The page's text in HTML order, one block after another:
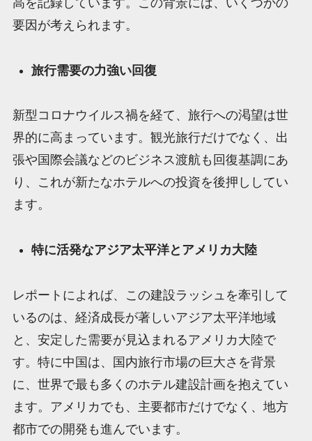
要因が考えられます。
旅行需要の力強い回復
新型コロナウイルス禍を経て、旅行への渇望は世
界的に高まっています。観光旅行だけでなく、出
張や国際会議などのビジネス渡航も回復基調にあ
り、これが新たなホテルへの投資を後押ししてい
ます。
特に活発なアジア太平洋とアメリカ大陸
レポートによれば、この建設ラッシュを牽引して
いるのは、経済成長が著しいアジア太平洋地域
と、安定した需要が見込まれるアメリカ大陸で
す。特に中国は、国内旅行市場の巨大さを背景
に、世界で最も多くのホテル建設計画を抱えてい
ます。アメリカでも、主要都市だけでなく、地方
都市での開発も進んでいます。